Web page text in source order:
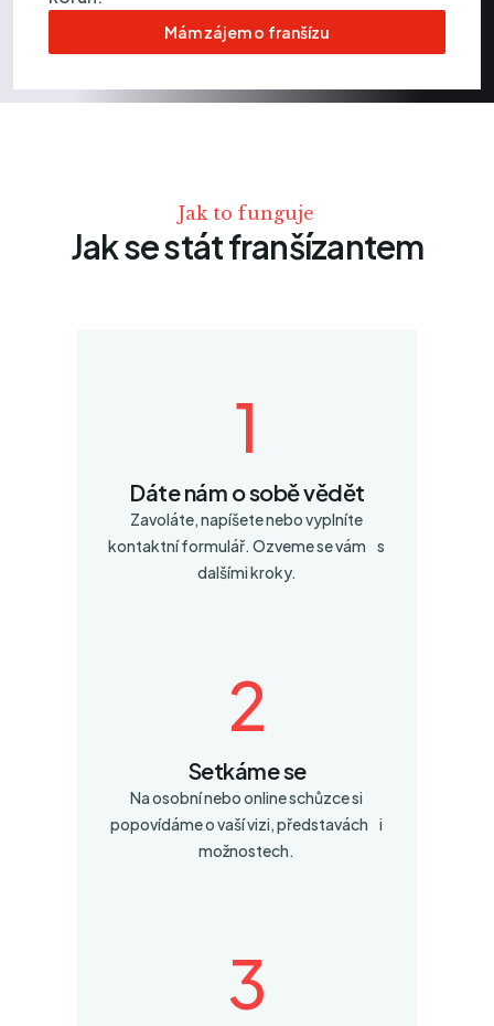
Mám zájem o franšízu
Jak to funguje
Jak se stát franšízantem
1
Dáte nám o sobě vědět
Zavoláte, napíšete nebo vyplníte
kontaktní formulář. Ozveme se vám s
dalšími kroky.
2
Setkáme se
Na osobní nebo online schůzce si
popovídáme o vaší vizi, představách i
možnostech.
3